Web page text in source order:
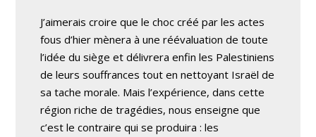
J’aimerais croire que le choc créé par les actes
fous d’hier mènera à une réévaluation de toute
l’idée du siège et délivrera enfin les Palestiniens
de leurs souffrances tout en nettoyant Israël de
sa tache morale. Mais l’expérience, dans cette
région riche de tragédies, nous enseigne que
c’est le contraire qui se produira : les